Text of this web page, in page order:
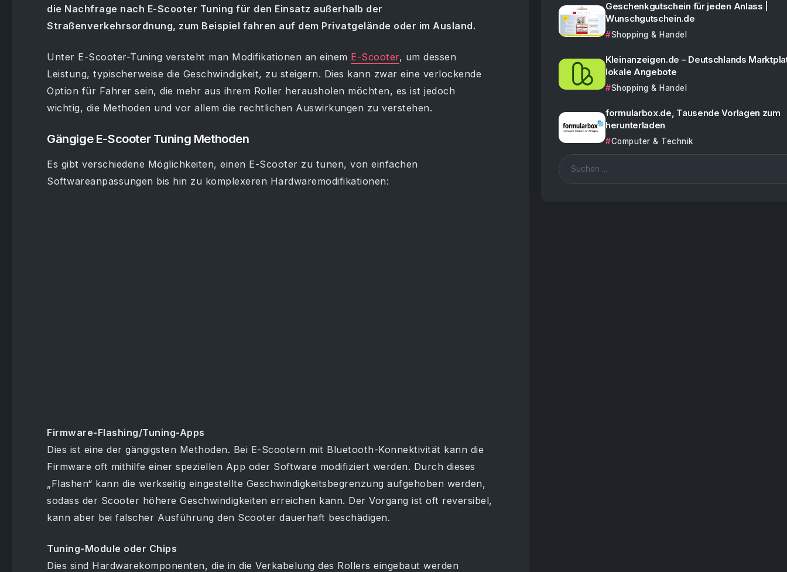
die Nachfrage nach E-Scooter Tuning für den Einsatz außerhalb der
Straßenverkehrsordnung, zum Beispiel fahren auf dem Privatgelände oder im Ausland.
Unter E-Scooter-Tuning versteht man Modifikationen an einem E-Scooter, um dessen
Leistung, typischerweise die Geschwindigkeit, zu steigern. Dies kann zwar eine verlockende
Option für Fahrer sein, die mehr aus ihrem Roller herausholen möchten, es ist jedoch
wichtig, die Methoden und vor allem die rechtlichen Auswirkungen zu verstehen.
Gängige E-Scooter Tuning Methoden
Es gibt verschiedene Möglichkeiten, einen E-Scooter zu tunen, von einfachen
Softwareanpassungen bis hin zu komplexeren Hardwaremodifikationen:
Firmware-Flashing/Tuning-Apps
Dies ist eine der gängigsten Methoden. Bei E-Scootern mit Bluetooth-Konnektivität kann die
Firmware oft mithilfe einer speziellen App oder Software modifiziert werden. Durch dieses
„Flashen“ kann die werkseitig eingestellte Geschwindigkeitsbegrenzung aufgehoben werden,
sodass der Scooter höhere Geschwindigkeiten erreichen kann. Der Vorgang ist oft reversibel,
kann aber bei falscher Ausführung den Scooter dauerhaft beschädigen.
Tuning-Module oder Chips
Dies sind Hardwarekomponenten, die in die Verkabelung des Rollers eingebaut werden
Geschenkgutschein für jeden Anlass |
Wunschgutschein.de
Shopping & Handel
Kleinanzeigen.de – Deutschlands
lokale Angebote
Shopping & Handel
formularbox.de, Tausende Vorlagen zum
herunterladen
Computer & Technik